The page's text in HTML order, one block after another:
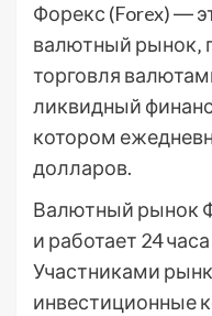
Форекс (Forex) ―
валютный рынок‚
торговля
ликвидный
котором
долларов.
Валютный рынок
и работает 24
Участниками
инвестиционные